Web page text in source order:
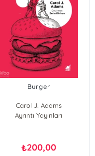
Burger
Carol J. Adams
Ayrıntı Yayınları
₺200,00